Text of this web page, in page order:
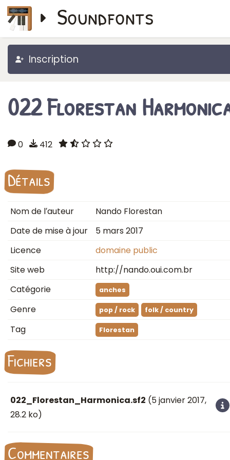
Soundfonts
Inscription
022 Florestan
0 412
Détails
Nom de l′auteur
Nando Florestan
Date de mise à jour
5 mars 2017
Licence
domaine public
Site web
http://nando.oui.com.br
Catégorie
anches
Genre pop / rock folk / country
Tag Florestan
Fichiers
022_Florestan_Harmonica.sf2 (5 janvier 2017,
28.2 ko)
Commentaires